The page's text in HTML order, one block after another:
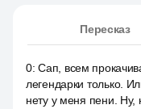
Пересказ
0:Сап, всем
легендарки только.
нету у меня пени. Ну,